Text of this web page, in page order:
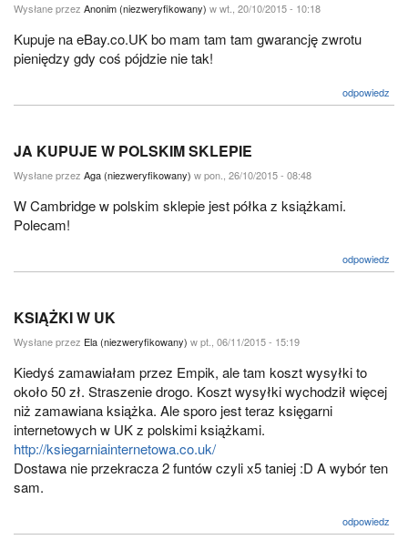
Wysłane przez Anonim (niezweryfikowany) w wt., 20/10/2015 - 10:18
Kupuje na eBay.co.UK bo mam tam tam gwarancję zwrotu
pieniędzy gdy coś pójdzie nie tak!
odpowiedz
JA KUPUJE W POLSKIM SKLEPIE
Wysłane przez Aga (niezweryfikowany) w pon., 26/10/2015 - 08:48
W Cambridge w polskim sklepie jest półka z książkami.
Polecam!
odpowiedz
KSIĄŻKI W UK
Wysłane przez Ela (niezweryfikowany) w pt., 06/11/2015 - 15:19
Kiedyś zamawiałam przez Empik, ale tam koszt wysyłki to
około 50 zł. Straszenie drogo. Koszt wysyłki wychodził więcej
niż zamawiana książka. Ale sporo jest teraz księgarni
internetowych w UK z polskimi książkami.
http://ksiegarniainternetowa.co.uk/
Dostawa nie przekracza 2 funtów czyli x5 taniej :D A wybór ten
sam.
odpowiedz